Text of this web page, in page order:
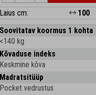
Laius cm: 100
Soovitatav koormus 1 kohta
<140 kg
Kõvaduse indeks
Keskmine kõva
Madratsitüüp
Pocket vedrustus